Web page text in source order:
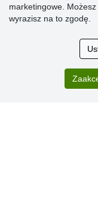
Zakup przebiegł
zadowolona.
marketingowe. Możesz
wyrazisz na to zgodę.